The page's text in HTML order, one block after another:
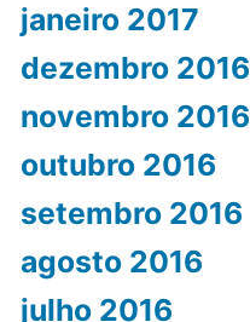
janeiro 2017
dezembro 2016
novembro 2016
outubro 2016
setembro 2016
agosto 2016
julho 2016